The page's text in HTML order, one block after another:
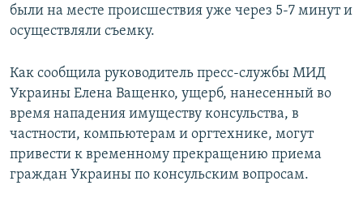
были на месте происшествия уже через 5-7 минут и
осуществляли съемку.
Как сообщила руководитель пресс-службы МИД
Украины Елена Ващенко, ущерб, нанесенный во
время нападения имуществу консульства, в
частности, компьютерам и оргтехнике, могут
привести к временному прекращению приема
граждан Украины по консульским вопросам.